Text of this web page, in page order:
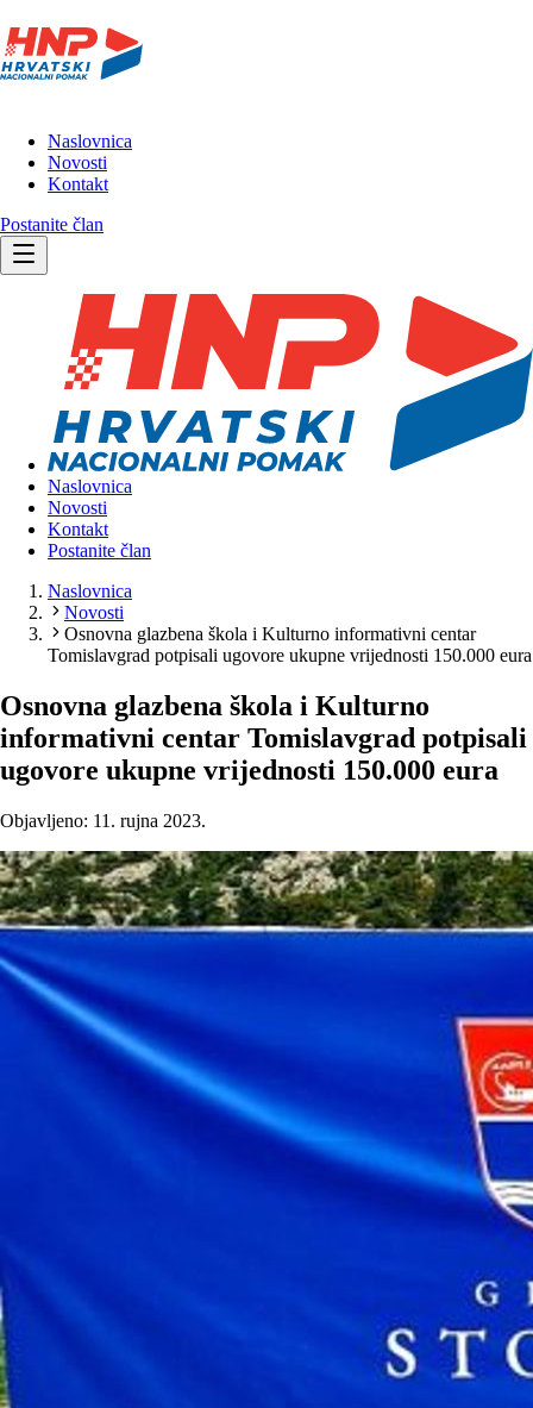
Naslovnica
Novosti
Kontakt
Postanite član
Naslovnica
Novosti
Kontakt
Postanite član
Naslovnica
Novosti
Osnovna glazbena škola i Kulturno informativni centar
Tomislavgrad potpisali ugovore ukupne vrijednosti 150.000 eura
Osnovna glazbena škola i Kulturno
informativni centar Tomislavgrad potpisali
ugovore ukupne vrijednosti 150.000 eura
Objavljeno: 11. rujna 2023.